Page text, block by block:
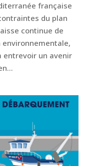
française
du plan
continue de
environnementale,
entrevoir un avenir